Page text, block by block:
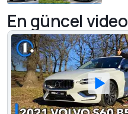
En güncel video